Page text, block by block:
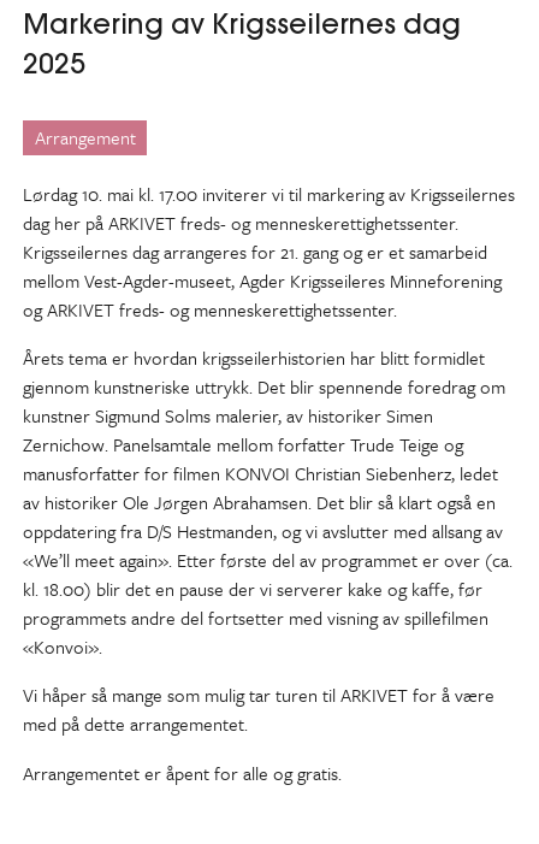
Markering av Krigsseilernes dag
2025
Arrangement
Lørdag 10. mai kl. 17.00 inviterer vi til markering av Krigsseilernes
dag her på ARKIVET freds- og menneskerettighetssenter.
Krigsseilernes dag arrangeres for 21. gang og er et samarbeid
mellom Vest-Agder-museet, Agder Krigsseileres Minneforening
og ARKIVET freds- og menneskerettighetssenter.
Årets tema er hvordan krigsseilerhistorien har blitt formidlet
gjennom kunstneriske uttrykk. Det blir spennende foredrag om
kunstner Sigmund Solms malerier, av historiker Simen
Zernichow. Panelsamtale mellom forfatter Trude Teige og
manusforfatter for filmen KONVOI Christian Siebenherz, ledet
av historiker Ole Jørgen Abrahamsen. Det blir så klart også en
oppdatering fra D/S Hestmanden, og vi avslutter med allsang av
«We’ll meet again». Etter første del av programmet er over (ca.
kl. 18.00) blir det en pause der vi serverer kake og kaffe, før
programmets andre del fortsetter med visning av spillefilmen
«Konvoi».
Vi håper så mange som mulig tar turen til ARKIVET for å være
med på dette arrangementet.
Arrangementet er åpent for alle og gratis.